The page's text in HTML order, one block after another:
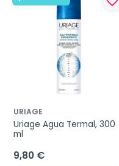
URIAGE
Uriage Agua Termal, 300
ml
9,80 €